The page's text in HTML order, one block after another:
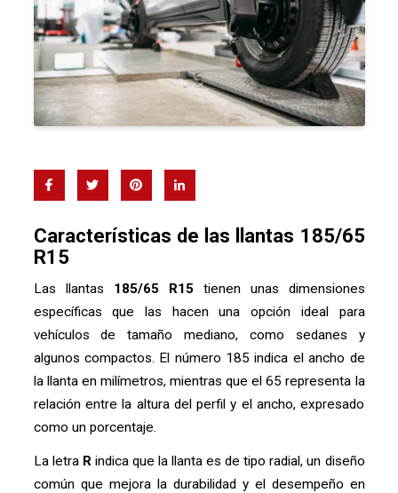
Características de las llantas 185/65
R15
Las llantas 185/65 R15tienen unas dimensiones
específicas que las hacen una opción ideal para
vehículos de tamaño mediano, como sedanes y
algunos compactos. El número 185 indica el ancho de
la llanta en milímetros, mientras que el 65 representa la
relación entre la altura del perfil y el ancho, expresado
como un porcentaje.
La letra Rindica que la llanta es de tipo radial, un diseño
común que mejora la durabilidad y el desempeño en